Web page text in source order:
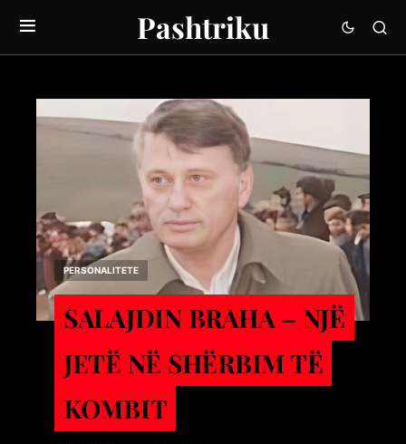
Pashtriku
PERSONALITETE
SALAJDIN BRAHA – NJЁ
JETЁ NЁ SHЁRBIM TЁ
KOMBIT